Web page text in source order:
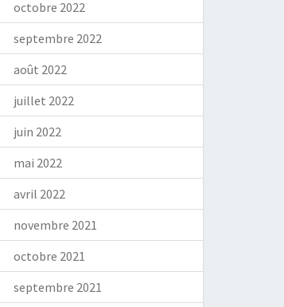
octobre 2022
septembre 2022
août 2022
juillet 2022
juin 2022
mai 2022
avril 2022
novembre 2021
octobre 2021
septembre 2021